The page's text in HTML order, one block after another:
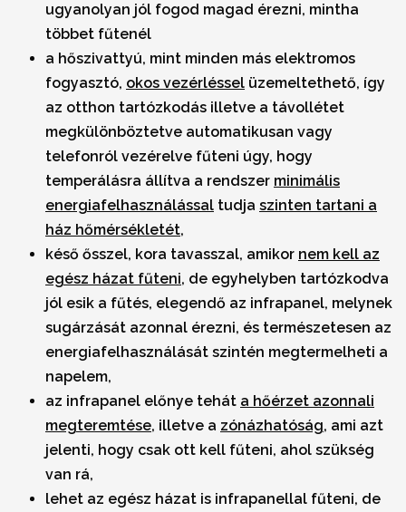
ugyanolyan jól fogod magad érezni, mintha
többet fűtenél
a hőszivattyú, mint minden más elektromos
fogyasztó, okos vezérléssel üzemeltethető, így
az otthon tartózkodás illetve a távollétet
megkülönböztetve automatikusan vagy
telefonról vezérelve fűteni úgy, hogy
temperálásra állítva a rendszer minimális
energiafelhasználással tudja szinten tartani a
ház hőmérsékletét,
késő ősszel, kora tavasszal, amikor nem kell az
egész házat fűteni, de egyhelyben tartózkodva
jól esik a fűtés, elegendő az infrapanel, melynek
sugárzását azonnal érezni, és természetesen az
energiafelhasználását szintén megtermelheti a
napelem,
az infrapanel előnye tehát a hőérzet azonnali
megteremtése, illetve a zónázhatóság, ami azt
jelenti, hogy csak ott kell fűteni, ahol szükség
van rá,
lehet az egész házat is infrapanellal fűteni, de